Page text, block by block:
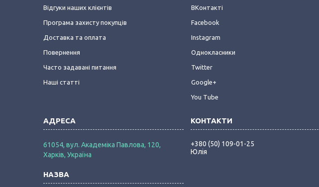
Відгуки наших клієнтів
Програма захисту покупців
Доставка та оплата
Повернення
Часто задавані питання
Наші статті
ВКонтакті
Facebook
Instagram
Однокласники
Twitter
Google+
You Tube
61054, вул. Академіка Павлова, 120,
Харків, Україна
+380 (50) 109-01-25
Юлія